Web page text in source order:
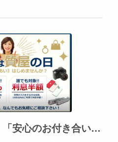
7月8日は質屋の日！「安心のお付き合い」をはじめてみませんか？2026年7月は質預かり大歓迎！